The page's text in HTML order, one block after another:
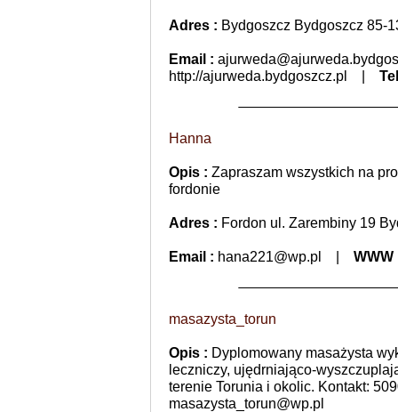
Adres : Bydgoszcz Bydgoszcz 85-
Email :
http://ajurweda.bydgoszcz.pl |
Hanna
Opis : Zapraszam wszystkich na
fordonie
Adres : Fordon ul. Zarembiny 19
Email : hana221@wp.pl |
masazysta_torun
Opis : Dyplomowany masażysta
leczniczy, ujędrniająco-
terenie Torunia i okolic. Kontakt:
masazysta_torun@wp.pl